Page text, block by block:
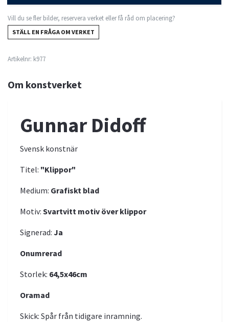
Vill du se fler bilder, reservera verket eller få råd om placering?
STÄLL EN FRÅGA OM VERKET
Artikelnr: k977
Om konstverket
Gunnar Didoff
Svensk konstnär
Titel: "Klippor"
Medium: Grafiskt blad
Motiv: Svartvitt motiv över klippor
Signerad: Ja
Onumrerad
Storlek: 64,5x46cm
Oramad
Skick: Spår från tidigare inramning.